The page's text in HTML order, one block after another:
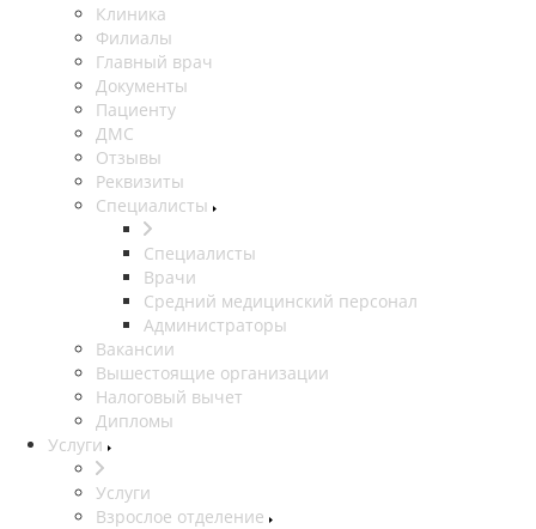
Клиника
Филиалы
Главный врач
Документы
Пациенту
ДМС
Отзывы
Реквизиты
Специалисты
Специалисты
Врачи
Средний медицинский персонал
Администраторы
Вакансии
Вышестоящие организации
Налоговый вычет
Дипломы
Услуги
Услуги
Взрослое отделение